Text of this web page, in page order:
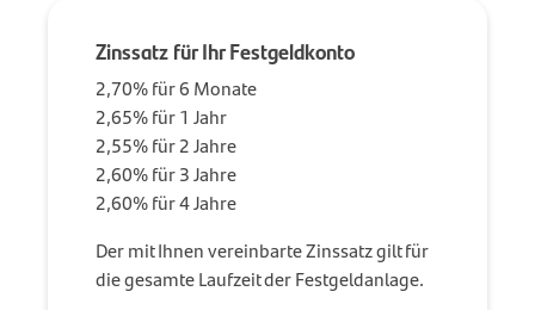
Zinssatz für Ihr Festgeldkonto
2,70% für 6 Monate
2,65% für 1 Jahr
2,55% für 2 Jahre
2,60% für 3 Jahre
2,60% für 4 Jahre
Der mit Ihnen vereinbarte Zinssatz gilt für
die gesamte Laufzeit der Festgeldanlage.